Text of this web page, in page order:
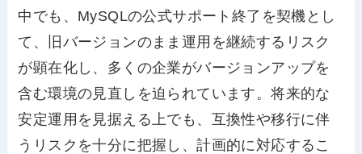
中でも、MySQLの公式サポート終了を契機とし
て、旧バージョンのまま運用を継続するリスク
が顕在化し、多くの企業がバージョンアップを
含む環境の見直しを迫られています。将来的な
安定運用を見据える上でも、互換性や移行に伴
うリスクを十分に把握し、計画的に対応するこ